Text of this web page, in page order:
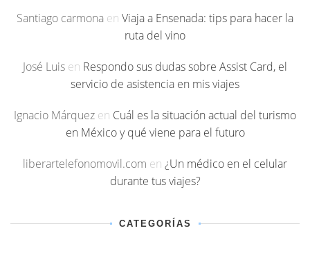
Santiago carmona en Viaja a Ensenada: tips para hacer la
ruta del vino
José Luis en Respondo sus dudas sobre Assist Card, el
servicio de asistencia en mis viajes
Ignacio Márquez en Cuál es la situación actual del turismo
en México y qué viene para el futuro
liberartelefonomovil.com en ¿Un médico en el celular
durante tus viajes?
CATEGORÍAS